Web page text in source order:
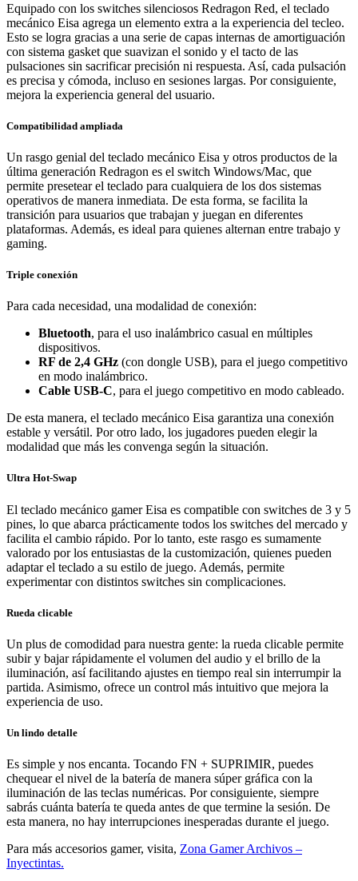
Equipado con los switches silenciosos Redragon Red, el teclado
mecánico Eisa agrega un elemento extra a la experiencia del tecleo.
Esto se logra gracias a una serie de capas internas de amortiguación
con sistema gasket que suavizan el sonido y el tacto de las
pulsaciones sin sacrificar precisión ni respuesta. Así, cada pulsación
es precisa y cómoda, incluso en sesiones largas. Por consiguiente,
mejora la experiencia general del usuario.
Compatibilidad ampliada
Un rasgo genial del teclado mecánico Eisa y otros productos de la
última generación Redragon es el switch Windows/Mac, que
permite presetear el teclado para cualquiera de los dos sistemas
operativos de manera inmediata. De esta forma, se facilita la
transición para usuarios que trabajan y juegan en diferentes
plataformas. Además, es ideal para quienes alternan entre trabajo y
gaming.
Triple conexión
Para cada necesidad, una modalidad de conexión:
Bluetooth, para el uso inalámbrico casual en múltiples
dispositivos.
RF de 2,4 GHz (con dongle USB), para el juego competitivo
en modo inalámbrico.
Cable USB-C, para el juego competitivo en modo cableado.
De esta manera, el teclado mecánico Eisa garantiza una conexión
estable y versátil. Por otro lado, los jugadores pueden elegir la
modalidad que más les convenga según la situación.
Ultra Hot-Swap
El teclado mecánico gamer Eisa es compatible con switches de 3 y 5
pines, lo que abarca prácticamente todos los switches del mercado y
facilita el cambio rápido. Por lo tanto, este rasgo es sumamente
valorado por los entusiastas de la customización, quienes pueden
adaptar el teclado a su estilo de juego. Además, permite
experimentar con distintos switches sin complicaciones.
Rueda clicable
Un plus de comodidad para nuestra gente: la rueda clicable permite
subir y bajar rápidamente el volumen del audio y el brillo de la
iluminación, así facilitando ajustes en tiempo real sin interrumpir la
partida. Asimismo, ofrece un control más intuitivo que mejora la
experiencia de uso.
Un lindo detalle
Es simple y nos encanta. Tocando FN + SUPRIMIR, puedes
chequear el nivel de la batería de manera súper gráfica con la
iluminación de las teclas numéricas. Por consiguiente, siempre
sabrás cuánta batería te queda antes de que termine la sesión. De
esta manera, no hay interrupciones inesperadas durante el juego.
Para más accesorios gamer, visita, Zona Gamer Archivos –
Inyectintas.